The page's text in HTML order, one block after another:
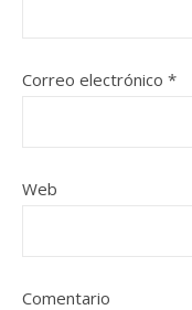
Correo electrónico *
Web
Comentario